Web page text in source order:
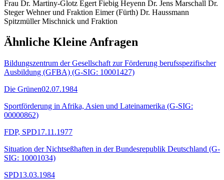
Frau Dr. Martiny-Glotz Egert Fiebig Heyenn Dr. Jens Marschall Dr.
Steger Wehner und Fraktion Eimer (Fürth) Dr. Haussmann
Spitzmüller Mischnick und Fraktion
Ähnliche Kleine Anfragen
Bildungszentrum der Gesellschaft zur Förderung berufsspezifischer
Ausbildung (GFBA) (G-SIG: 10001427)
Die Grünen02.07.1984
Sportförderung in Afrika, Asien und Lateinamerika (G-SIG:
00000862)
FDP, SPD17.11.1977
Situation der Nichtseßhaften in der Bundesrepublik Deutschland (G-
SIG: 10001034)
SPD13.03.1984